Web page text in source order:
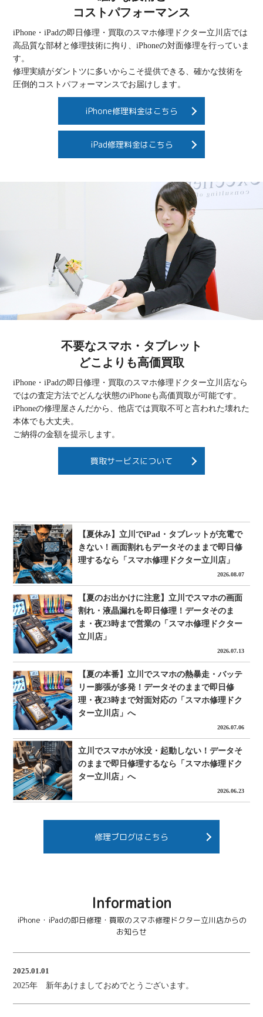
コストパフォーマンス
iPhone・iPadの即日修理・買取のスマホ修理ドクター立川店では
高品質な部材と修理技術に拘り、iPhoneの対面修理を行っていま
す。
修理実績がダントツに多いからこそ提供できる、確かな技術を
圧倒的コストパフォーマンスでお届けします。
iPhone修理料金はこちら
iPad修理料金はこちら
不要なスマホ・タブレット
どこよりも高価買取
iPhone・iPadの即日修理・買取のスマホ修理ドクター立川店なら
ではの査定方法でどんな状態のiPhoneも高価買取が可能です。
iPhoneの修理屋さんだから、他店では買取不可と言われた壊れた
本体でも大丈夫。
ご納得の金額を提示します。
買取サービスについて
【夏休み】立川でiPad・タブレットが充電で
きない！画面割れもデータそのままで即日修
理するなら「スマホ修理ドクター立川店」
2026.08.07
【夏のお出かけに注意】立川でスマホの画面
割れ・液晶漏れを即日修理！データそのま
ま・夜23時まで営業の「スマホ修理ドクター
立川店」
2026.07.13
【夏の本番】立川でスマホの熱暴走・バッテ
リー膨張が多発！データそのままで即日修
理・夜23時まで対面対応の「スマホ修理ドク
ター立川店」へ
2026.07.06
立川でスマホが水没・起動しない！データそ
のままで即日修理するなら「スマホ修理ドク
ター立川店」へ
2026.06.23
修理ブログはこちら
Information
iPhone・iPadの即日修理・買取のスマホ修理ドクター立川店からの
お知らせ
2025.01.01
2025年 新年あけましておめでとうございます。